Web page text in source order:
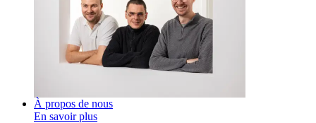
À propos de nous
En savoir plus